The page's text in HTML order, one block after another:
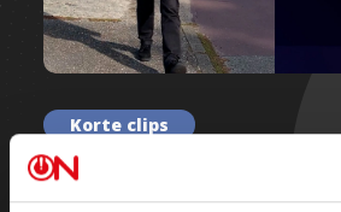
Korte clips
Max stopt bij Café
'Dankbaar voor